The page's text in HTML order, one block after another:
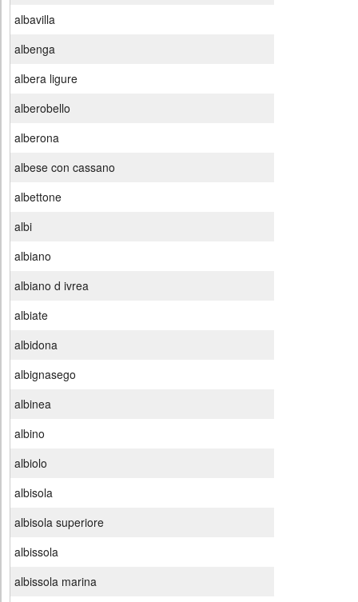
albavilla
albenga
albera ligure
alberobello
alberona
albese con cassano
albettone
albi
albiano
albiano d ivrea
albiate
albidona
albignasego
albinea
albino
albiolo
albisola
albisola superiore
albissola
albissola marina